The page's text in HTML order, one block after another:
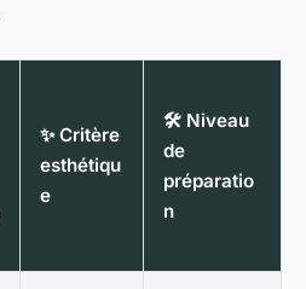
✨ Critère
esthétiqu
e
🛠️ Niveau
de
préparatio
n